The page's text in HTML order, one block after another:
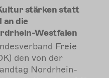
stärken statt
an die
Westfalen
Freie
den von der
Nordrhein-